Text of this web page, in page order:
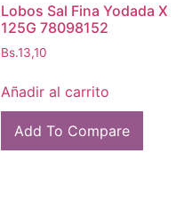
Lobos Sal Fina Yodada X
125G 78098152
Bs.13,10
Añadir al carrito
Add To Compare